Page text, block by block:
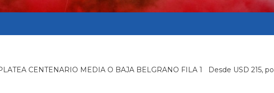
CENTENARIO MEDIA O BAJA BELGRANO FILA 1 Desde USD 215,